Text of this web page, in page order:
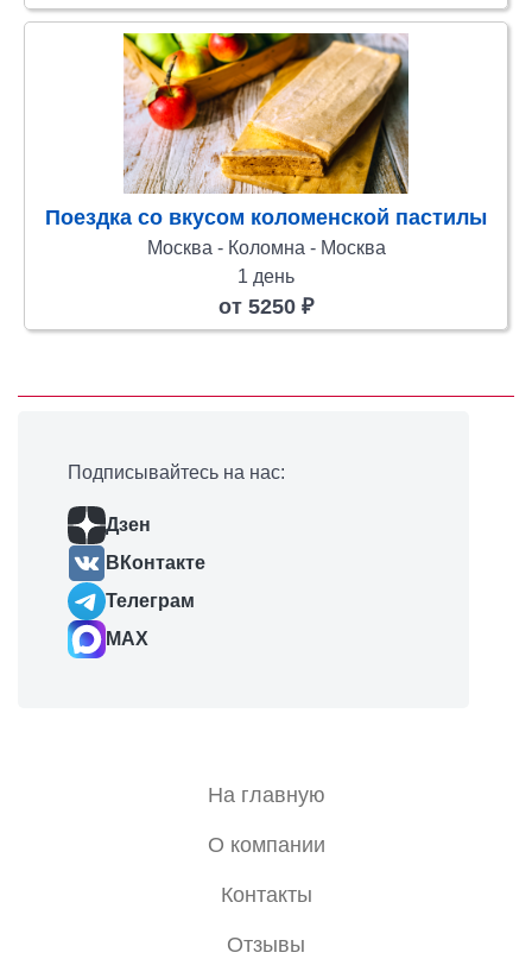
Поездка со вкусом коломенской пастилы
Москва - Коломна - Москва
1 день
от 5250 ₽
Подписывайтесь на нас:
Дзен
ВКонтакте
Телеграм
MAX
На главную
О компании
Контакты
Отзывы